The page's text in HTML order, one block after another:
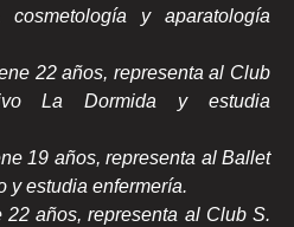
y aparatología
22 años, representa al Club
La Dormida y estudia
19 años, representa al Ballet
y estudia enfermería.
22 años, representa al Club S.